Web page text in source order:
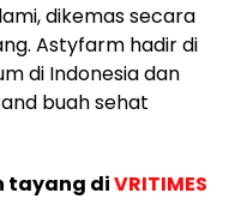
dikemas secara
Astyfarm hadir di
di Indonesia dan
buah sehat
tayang diVRITIMES